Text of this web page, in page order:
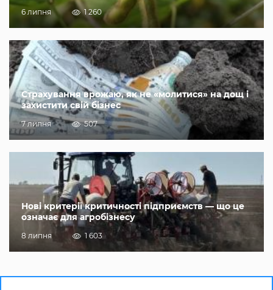
6 липня 1 260
Страхування врожаю, як не «молитися» на дощ і
захистити свій бізнес
7 липня 507
Нові критерії критичності підприємств — що це
означає для агробізнесу
8 липня 1 603